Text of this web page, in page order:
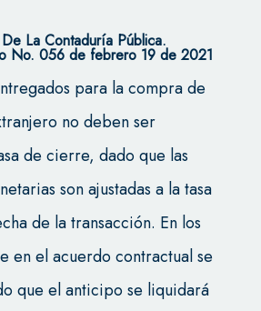
La Contaduría Pública.
No. 056 de febrero 19 de 2021
para la compra de
no deben ser
de cierre, dado que las
son ajustadas a la tasa
de la transacción. En los
en el acuerdo contractual se
que el anticipo se liquidará